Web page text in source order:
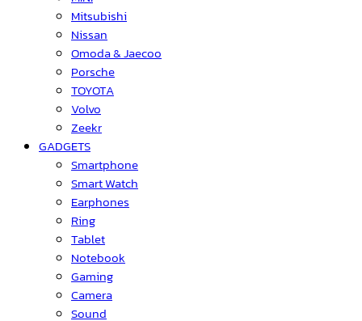
Mitsubishi
Nissan
Omoda & Jaecoo
Porsche
TOYOTA
Volvo
Zeekr
GADGETS
Smartphone
Smart Watch
Earphones
Ring
Tablet
Notebook
Gaming
Camera
Sound